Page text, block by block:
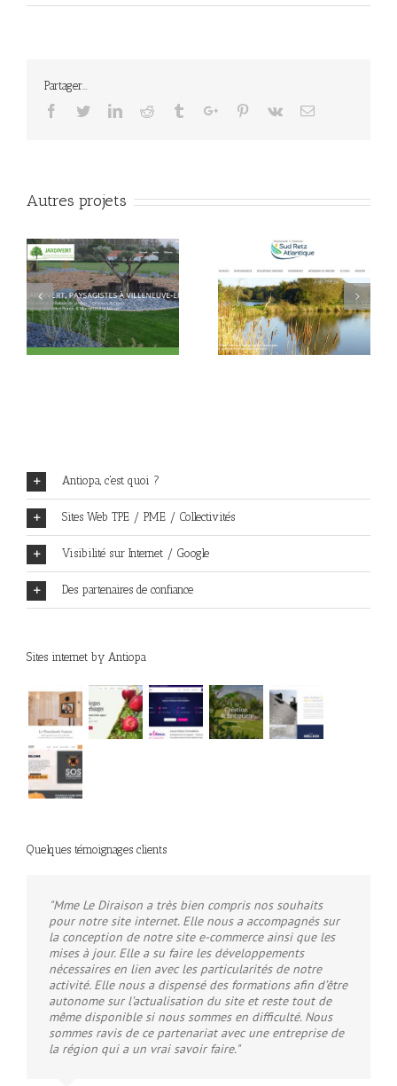
Partager...
Facebook
TwitterLinkedinReddit TumblrGoogle+Pinterest
Vk Email
Autres projets
Sud Retz Atlantique :
Communauté de
Communes
Commune de
Villeneuve-en-Retz
(44580)
Antiopa, c'est quoi ?
Sites Web TPE / PME / Collectivités
Visibilité sur Internet / Google
Des partenaires de confiance
Sites internet by Antiopa
Quelques témoignages clients
"Mme Le Diraison a très bien compris nos souhaits
pour notre site internet. Elle nous a accompagnés sur
la conception de notre site e-commerce ainsi que les
mises à jour. Elle a su faire les développements
nécessaires en lien avec les particularités de notre
activité. Elle nous a dispensé des formations afin d’être
autonome sur l’actualisation du site et reste tout de
même disponible si nous sommes en difficulté. Nous
sommes ravis de ce partenariat avec une entreprise de
la région qui a un vrai savoir faire."